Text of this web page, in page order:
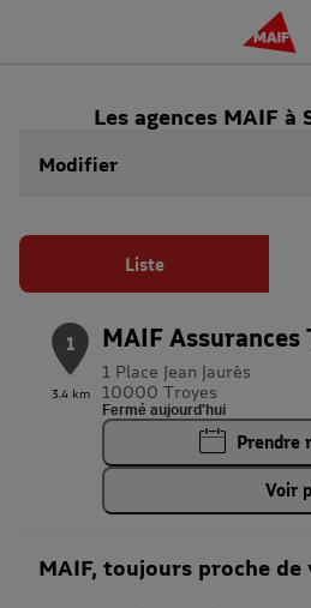
Les agences MAIF à
Modifier
Liste
1
3.4 km
MAIF Assurances
1 Place Jean Jaurès
10000 Troyes
Fermé aujourd'hui
Prendre
Voir
MAIF, toujours proche de